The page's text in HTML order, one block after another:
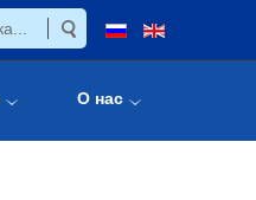
О нас